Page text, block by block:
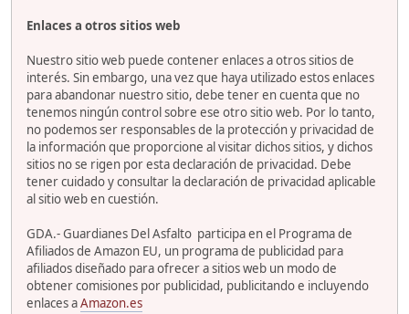
Enlaces a otros sitios web
Nuestro sitio web puede contener enlaces a otros sitios de
interés. Sin embargo, una vez que haya utilizado estos enlaces
para abandonar nuestro sitio, debe tener en cuenta que no
tenemos ningún control sobre ese otro sitio web. Por lo tanto,
no podemos ser responsables de la protección y privacidad de
la información que proporcione al visitar dichos sitios, y dichos
sitios no se rigen por esta declaración de privacidad. Debe
tener cuidado y consultar la declaración de privacidad aplicable
al sitio web en cuestión.
GDA.- Guardianes Del Asfalto participa en el Programa de
Afiliados de Amazon EU, un programa de publicidad para
afiliados diseñado para ofrecer a sitios web un modo de
obtener comisiones por publicidad, publicitando e incluyendo
enlaces aAmazon.es